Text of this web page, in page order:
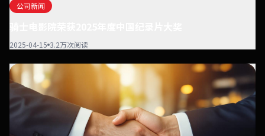
公司新闻
2025-04-15 3.2万次阅读